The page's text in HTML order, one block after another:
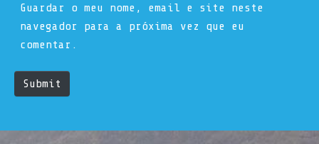
Guardar o meu nome, email e site neste
navegador para a próxima vez que eu
comentar.
Submit